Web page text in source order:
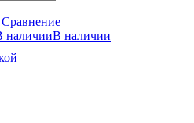
Сравнение
В наличии